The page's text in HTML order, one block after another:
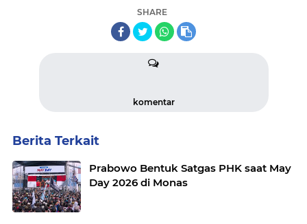
SHARE
komentar
Berita Terkait
Prabowo Bentuk Satgas PHK saat May
Day 2026 di Monas